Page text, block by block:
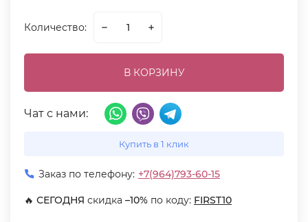
Количество:
В КОРЗИНУ
Чат с нами:
Купить в 1 клик
Заказ по телефону: +7(964)793-60-15
🔥 СЕГОДНЯ скидка –10% по коду: FIRST10